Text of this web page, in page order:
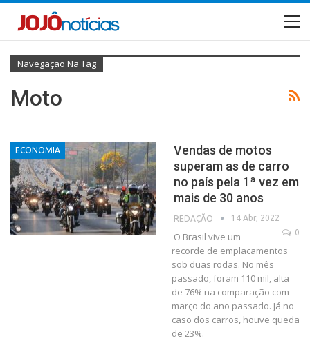
Navegação Na Tag
Moto
ECONOMIA
Vendas de motos
superam as de carro
no país pela 1ª vez em
mais de 30 anos
REDAÇÃO
14 Abr, 2022
0
O Brasil vive um
recorde de emplacamentos
sob duas rodas. No mês
passado, foram 110 mil, alta
de 76% na comparação com
março do ano passado. Já no
caso dos carros, houve queda
de 23%.